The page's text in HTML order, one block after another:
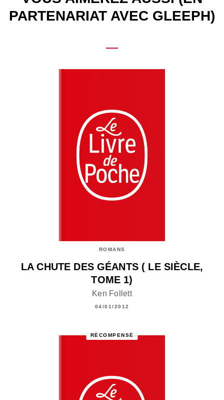
PARTENARIAT AVEC GLEEPH)
ROMANS
LA CHUTE DES GÉANTS ( LE SIÈCLE,
TOME 1)
Ken Follett
04/01/2012
RÉCOMPENSÉ